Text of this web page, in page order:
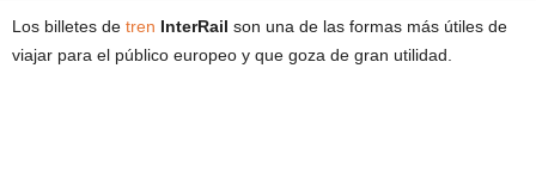
Los billetes de tren InterRail son una de las formas más útiles de
viajar para el público europeo y que goza de gran utilidad.